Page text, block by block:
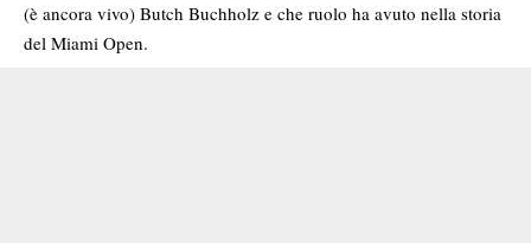
(è ancora vivo) Butch Buchholz e che ruolo ha avuto nella storia
del Miami Open.